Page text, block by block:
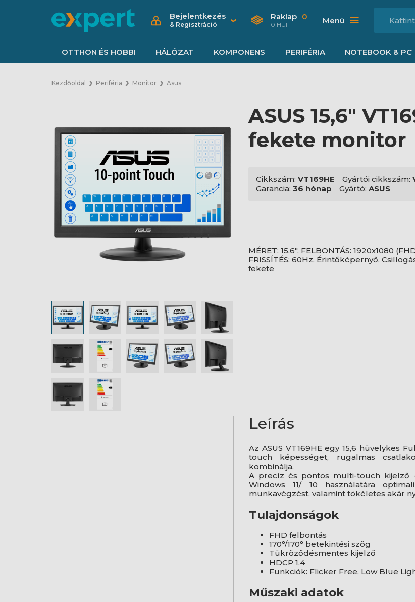
Bejelentkezés
& Regisztráció
Raklap 0
0 HUF Menü
OTTHON ÉS HOBBI HÁLÓZAT KOMPONENS PERIFÉRIA NOTEBOOK & PC
Kezdőoldal Periféria Monitor Asus
ASUS 15,6"
fekete monitor
Cikkszám: VT169HE Gyártói cikkszám:
Garancia: 36 hónap Gyártó: ASUS
MÉRET: 15.6", FELBONTÁS: 1920x1080
FRISSÍTÉS: 60Hz, Érintőképernyő,
fekete
Leírás
Az ASUS VT169HE egy 15,6 hüvelykes
touch képességet, rugalmas
kombinálja.
A precíz és pontos multi-touch kijelző
Windows 11/ 10 használatára
munkavégzést, valamint tökéletes akár
Tulajdonságok
FHD felbontás
170°/170° betekintési szög
Tükröződésmentes kijelző
HDCP 1.4
Funkciók: Flicker Free, Low Blue
Műszaki adatok